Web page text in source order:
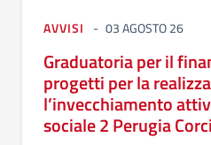
AVVISI 03 AGOSTO 26
Graduatoria per il
progetti per la
l’invecchiamento
sociale 2 Perugia